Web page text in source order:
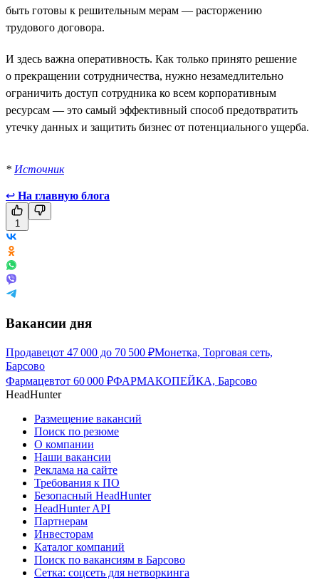
быть готовы к решительным мерам — расторжению
трудового договора.
И здесь важна оперативность. Как только принято решение
о прекращении сотрудничества, нужно незамедлительно
ограничить доступ сотрудника ко всем корпоративным
ресурсам — это самый эффективный способ предотвратить
утечку данных и защитить бизнес от потенциального ущерба.
* Источник
↩ На главную блога
1
Вакансии дня
Продавецот 47 000 до 70 500 ₽Монетка, Торговая сеть,
Барсово
Фармацевтот 60 000 ₽ФАРМАКОПЕЙКА, Барсово
HeadHunter
Размещение вакансий
Поиск по резюме
О компании
Наши вакансии
Реклама на сайте
Требования к ПО
Безопасный HeadHunter
HeadHunter API
Партнерам
Инвесторам
Каталог компаний
Поиск по вакансиям в Барсово
Сетка: соцсеть для нетворкинга